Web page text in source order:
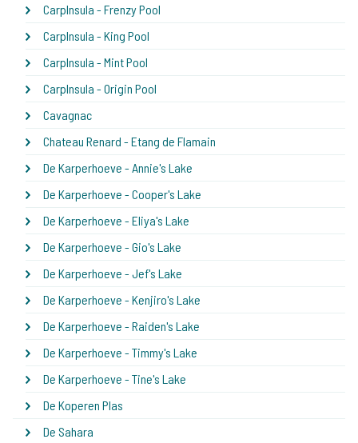
CarpInsula - Frenzy Pool
CarpInsula - King Pool
CarpInsula - Mint Pool
CarpInsula - Origin Pool
Cavagnac
Chateau Renard - Etang de Flamain
De Karperhoeve - Annie's Lake
De Karperhoeve - Cooper's Lake
De Karperhoeve - Eliya's Lake
De Karperhoeve - Gio's Lake
De Karperhoeve - Jef's Lake
De Karperhoeve - Kenjiro's Lake
De Karperhoeve - Raiden's Lake
De Karperhoeve - Timmy's Lake
De Karperhoeve - Tine's Lake
De Koperen Plas
De Sahara